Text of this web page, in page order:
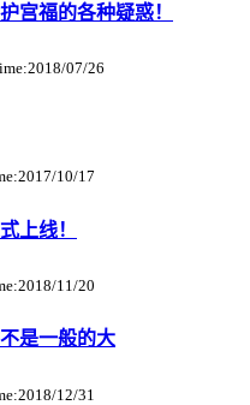
宫福的各种疑惑！
07/26
10/17
上线！
11/20
是一般的大
12/31